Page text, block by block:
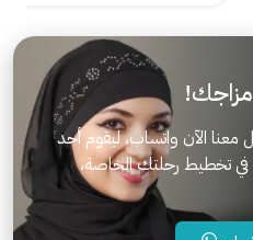
معنا الآن واتساب، ليقوم أحد
تخطيط رحلتك الخاصة،